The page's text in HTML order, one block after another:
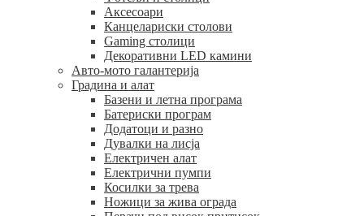
Аксесоари
Канцелариски столови
Gaming столици
Декоративни LED камини
Авто-мото галантерија
Градина и алат
Базени и летна програма
Батериски програм
Додатоци и разно
Дувалки на лисја
Електричен алат
Електрични пумпи
Косилки за трева
Ножици за жива ограда